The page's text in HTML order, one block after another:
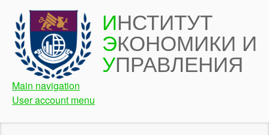
Перейти
основному
содержанию
ИНСТИТУТ
ЭКОНОМИКИ И
УПРАВЛЕНИЯ
Main navigation
User account menu